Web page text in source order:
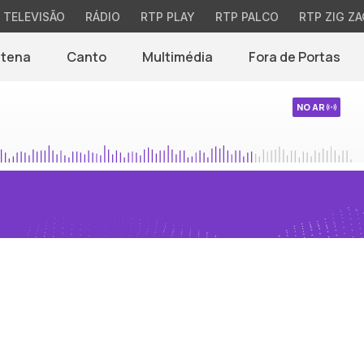
TELEVISÃO RÁDIO RTP PLAY RTP PALCO RTP ZIG
Canto Multimédia Fora de Portas
NO AR